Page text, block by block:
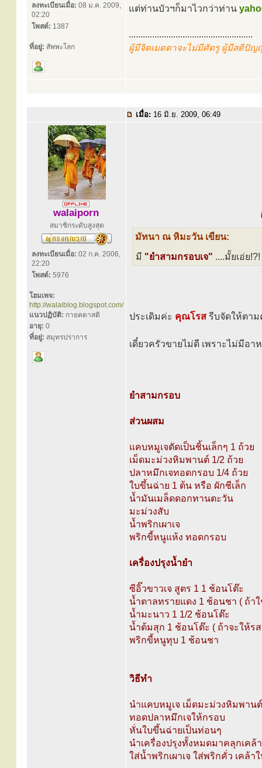
ลงทะเบียนเมื่อ: 08 ม.ค. 2009,
02:20
โพสต์: 1387
ที่อยู่: สัพพะโลก
แต่ท่านบัวฯก็มาไวกว่าท่าน
.....................................................
ผู้มีจิตเมตตาจะไม่มีศัตรู ผู้มีสติปัญ
เมื่อ: 16 มิ.ย. 2009, 06:49
walaiporn
สมาชิกระดับสูงสุด
ลงทะเบียนเมื่อ: 02 ก.ค. 2006,
22:20
โพสต์: 5976
โฮมเพจ:
http://walaiblog.blogspot.com/
แนวปฏิบัติ: กายคตาสติ
อายุ: 0
ที่อยู่: สมุทรปราการ
มัทนา ณ หิมะวัน เขียน:
มี "ยำสามกรอบเจ" ....มั้ยเอ่ย!?!
ประเดิมค่ะ คุณโรส รีบจัดให้ตา
เดี๋ยวครัวขายไม่ดี เพราะไม่มีอ
ยำสามกรอบ
ส่วนผสม
แคบหมูเจตัดเป็นชิ้นเล็กๆ 1 ถ้วย
เม็ดมะม่วงหิมพานต์ 1/2 ถ้วย
ปลาหมึกเจทอดกรอบ 1/4 ถ้วย
ใบขึ้นฉ่าย 1 ต้น หรือ ผักชีเล็ก
น้ำมันเมล็ดดอกทานตะวัน
มะม่วงสับ
น้ำพริกเผาเจ
พริกขี้หนูแห้ง ทอดกรอบ
เครื่องปรุงน้ำยำ
ซีอิ๊วขาวเจ สูตร 1 1 ช้อนโต๊ะ
น้ำตาลทรายแดง 1 ช้อนชา ( ถ้า
น้ำมะนาว 1 1/2 ช้อนโต๊ะ
น้ำต้มสุก 1 ช้อนโต๊ะ ( ถ้าจะให้ร
พริกขี้หนูทุบ 1 ช้อนชา
วิธีทำ
นำแคบหมูเจ เม็ดมะม่วงหิมพาน
ทอดปลาหมึกเจให้กรอบ
หั่นใบขึ้นฉ่ายเป็นท่อนๆ
นำเครื่องปรุงทั้งหมดมาคลุกเคล้
ใส่น้ำพริกเผาเจ ใส่พริกคั่ว เคล้